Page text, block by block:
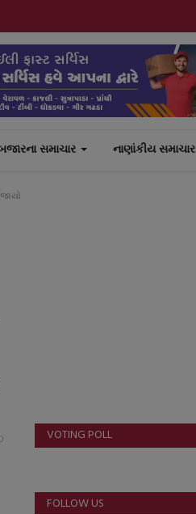
સમાચાર નાણાંકીય સમાચાર
VOTING POLL
FOLLOW US